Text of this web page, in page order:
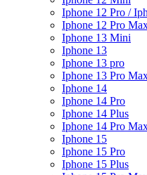
Iphone 12 Pro /
Iphone 12 Pro
Iphone 13 Mini
Iphone 13
Iphone 13 pro
Iphone 13 Pro
Iphone 14
Iphone 14 Pro
Iphone 14 Plus
Iphone 14 Pro
Iphone 15
Iphone 15 Pro
Iphone 15 Plus